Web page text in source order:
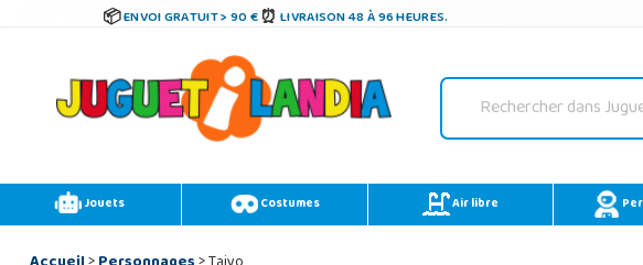
ENVOI GRATUIT > 90 € LIVRAISON 48 À 96 HEURES.
Jouets Costumes Air libre